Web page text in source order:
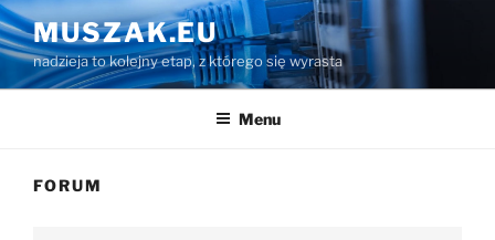
Przejdź
do
treści
MUSZAK.EU
nadzieja to kolejny etap, z którego się wyrasta
Menu
FORUM